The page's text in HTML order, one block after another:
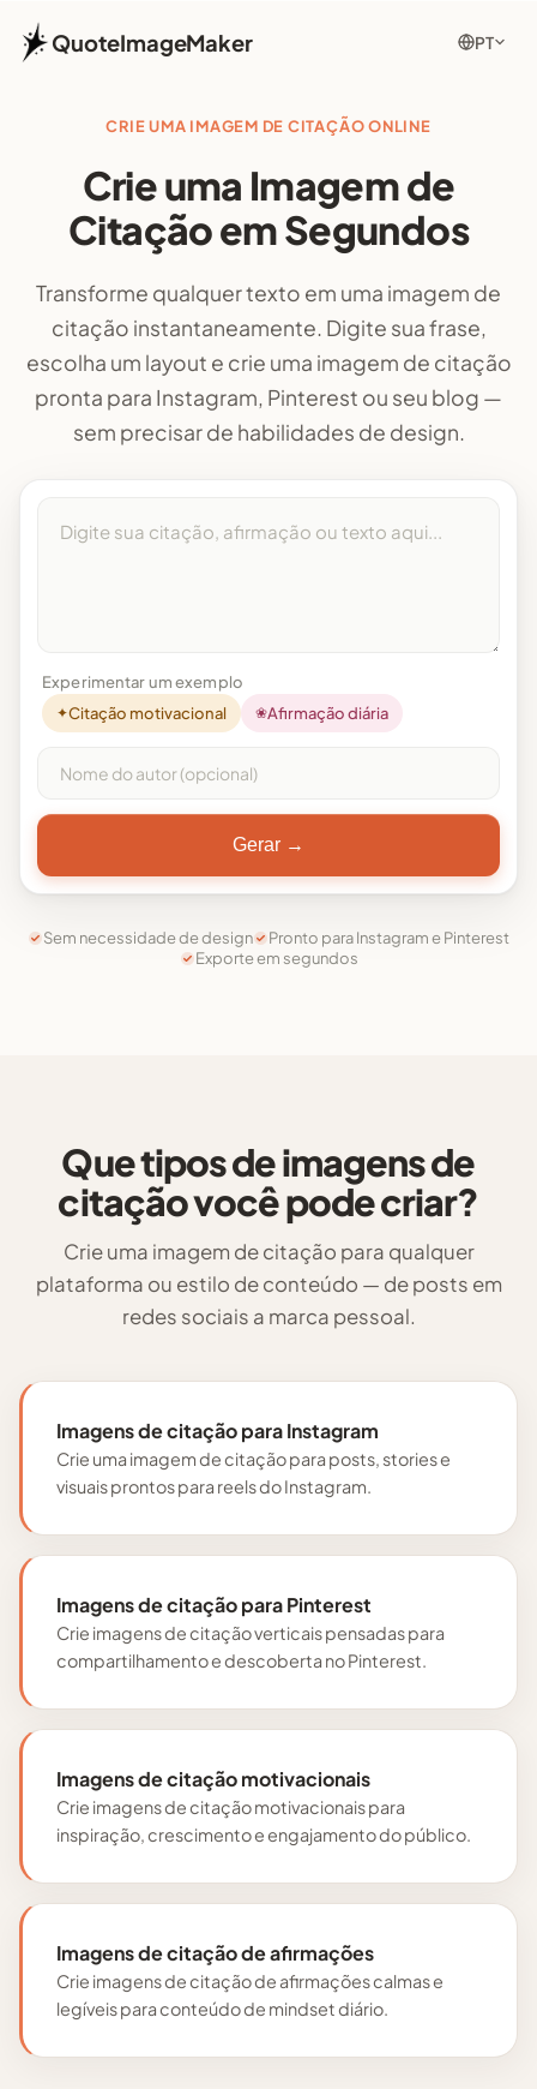
QuoteImageMaker PT
CRIE UMA IMAGEM DE CITAÇÃO ONLINE
Crie uma Imagem de
Citação em Segundos
Transforme qualquer texto em uma imagem de
citação instantaneamente. Digite sua frase,
escolha um layout e crie uma imagem de citação
pronta para Instagram, Pinterest ou seu blog —
sem precisar de habilidades de design.
Experimentar um exemplo
✦Citação motivacional ❀Afirmação diária
Gerar →
Sem necessidade de design
Pronto para Instagram e Pinterest
Exporte em segundos
Que tipos de imagens de
citação você pode criar?
Crie uma imagem de citação para qualquer
plataforma ou estilo de conteúdo — de posts em
redes sociais a marca pessoal.
Imagens de citação para Instagram
Crie uma imagem de citação para posts, stories e
visuais prontos para reels do Instagram.
Imagens de citação para Pinterest
Crie imagens de citação verticais pensadas para
compartilhamento e descoberta no Pinterest.
Imagens de citação motivacionais
Crie imagens de citação motivacionais para
inspiração, crescimento e engajamento do público.
Imagens de citação de afirmações
Crie imagens de citação de afirmações calmas e
legíveis para conteúdo de mindset diário.